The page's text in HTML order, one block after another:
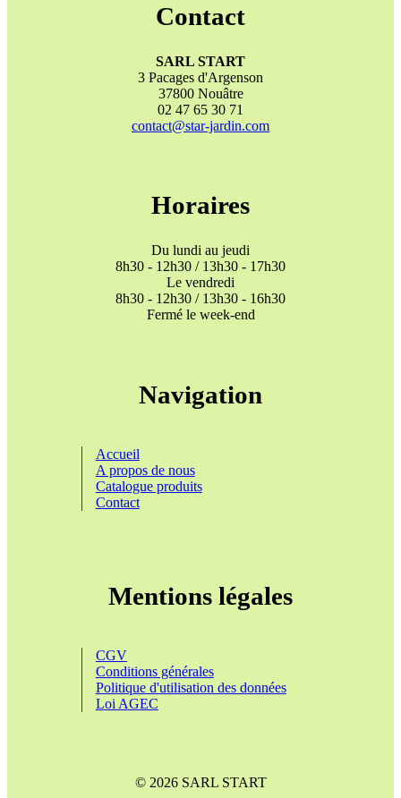
Contact
SARL START
3 Pacages d'Argenson
37800 Nouâtre
02 47 65 30 71
contact@star-jardin.com
Horaires
Du lundi au jeudi
8h30 - 12h30 / 13h30 - 17h30
Le vendredi
8h30 - 12h30 / 13h30 - 16h30
Fermé le week-end
Navigation
Accueil
A propos de nous
Catalogue produits
Contact
Mentions légales
CGV
Conditions générales
Politique d'utilisation des données
Loi AGEC
© 2026 SARL START